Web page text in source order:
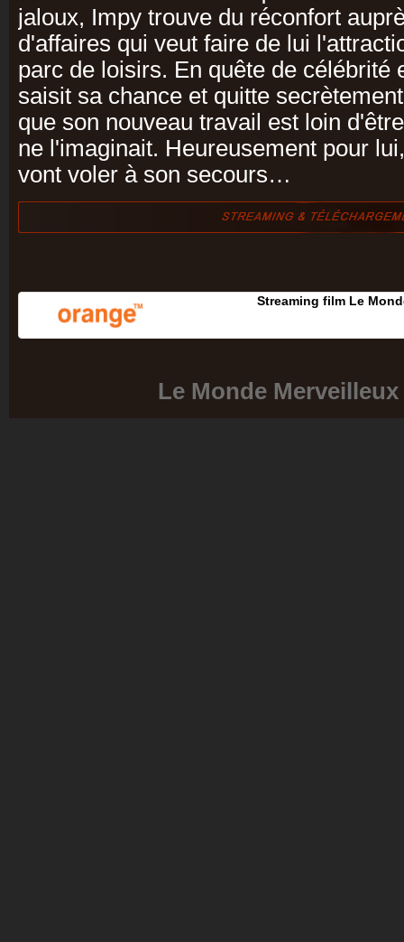
jaloux, Impy trouve du réconfort
d'affaires qui veut faire de lui
parc de loisirs. En quête de célébrité
saisit sa chance et quitte
que son nouveau travail est loin
ne l'imaginait. Heureusement pour
vont voler à son secours…
Streaming film Le
Le Monde